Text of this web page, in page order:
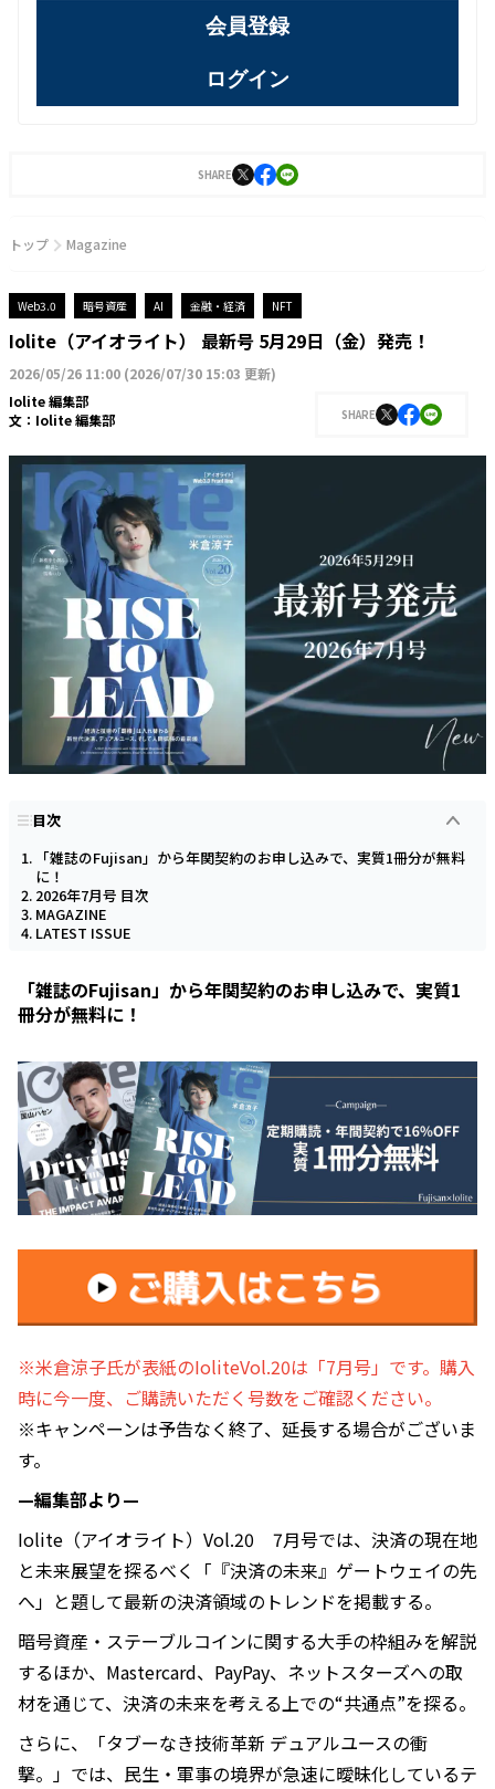
会員登録
ログイン
SHARE
トップ Magazine
Web3.0 暗号資産 AI 金融・経済 NFT
Iolite（アイオライト） 最新号 5月29日（金）発売！
2026/05/26 11:00 (2026/07/30 15:03 更新)
Iolite 編集部
文： Iolite 編集部 SHARE
目次
「雑誌のFujisan」から年関契約のお申し込みで、実質1冊分が無料
に！
2026年7月号 目次
MAGAZINE
LATEST ISSUE
「雑誌のFujisan」から年関契約のお申し込みで、実質1
冊分が無料に！
※米倉涼子氏が表紙のIoliteVol.20は「7月号」です。購入
時に今一度、ご購読いただく号数をご確認ください。
※キャンペーンは予告なく終了、延長する場合がございま
す。
—編集部より—
Iolite（アイオライト）Vol.20 7月号では、決済の現在地
と未来展望を探るべく「『決済の未来』ゲートウェイの先
へ」と題して最新の決済領域のトレンドを掲載する。
暗号資産・ステーブルコインに関する大手の枠組みを解説
するほか、Mastercard、PayPay、ネットスターズへの取
材を通じて、決済の未来を考える上での“共通点”を探る。
さらに、「タブーなき技術革新 デュアルユースの衝
撃。」では、民生・軍事の境界が急速に曖昧化しているテ